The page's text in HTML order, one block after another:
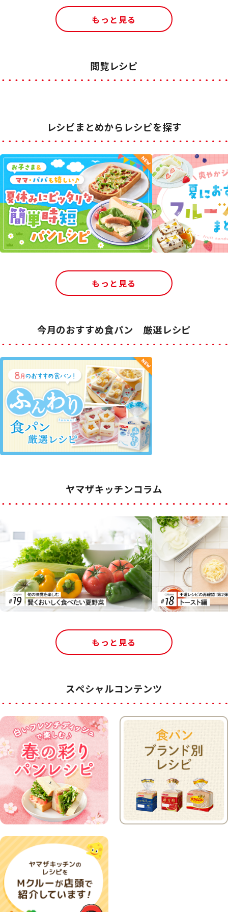
もっと見る
閲覧レシピ
レシピまとめからレシピを探す
もっと見る
今月のおすすめ食パン 厳選レシピ
ヤマザキッチンコラム
もっと見る
スペシャルコンテンツ